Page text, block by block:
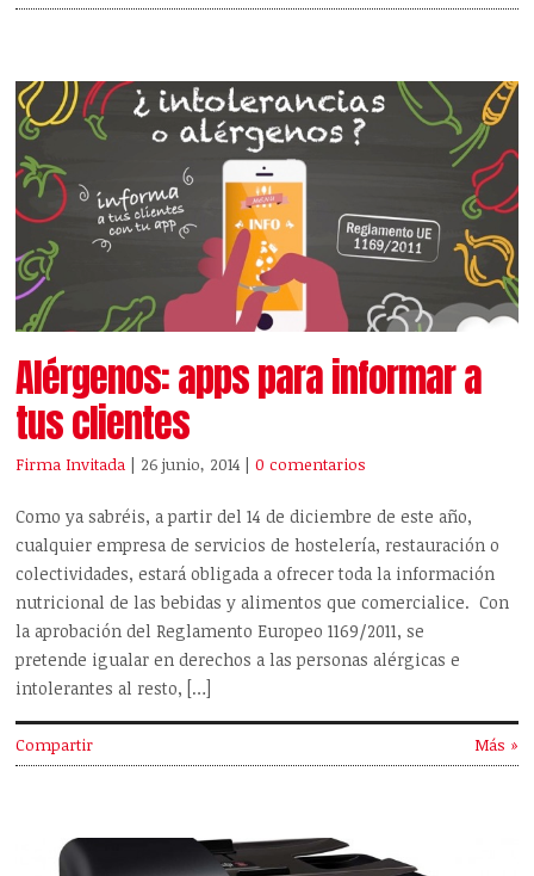
Alérgenos: apps para informar a
tus clientes
Firma Invitada | 26 junio, 2014 |0 comentarios
Como ya sabréis, a partir del 14 de diciembre de este año,
cualquier empresa de servicios de hostelería, restauración o
colectividades, estará obligada a ofrecer toda la información
nutricional de las bebidas y alimentos que comercialice. Con
la aprobación del Reglamento Europeo 1169/2011, se
pretende igualar en derechos a las personas alérgicas e
intolerantes al resto, […]
Compartir Más »